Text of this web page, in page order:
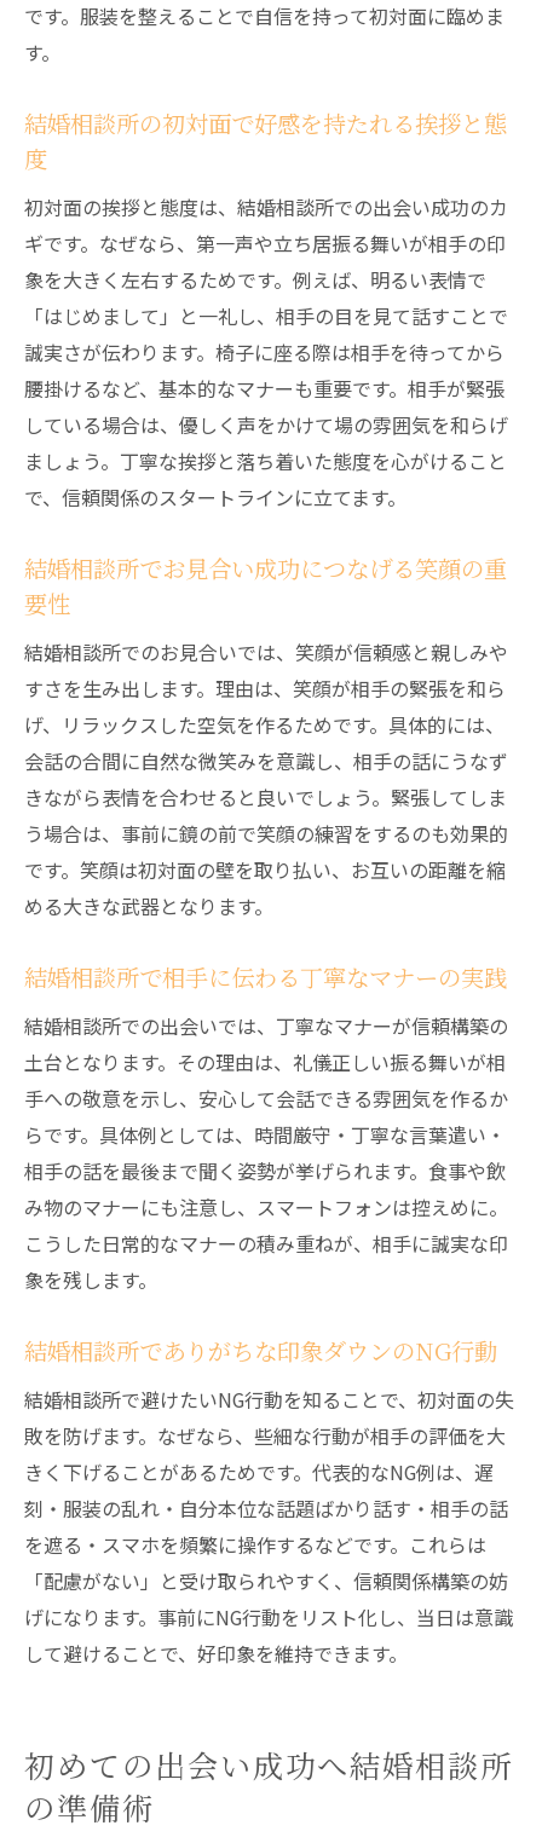
です。服装を整えることで自信を持って初対面に臨めま
す。
結婚相談所の初対面で好感を持たれる挨拶と態
度
初対面の挨拶と態度は、結婚相談所での出会い成功のカ
ギです。なぜなら、第一声や立ち居振る舞いが相手の印
象を大きく左右するためです。例えば、明るい表情で
「はじめまして」と一礼し、相手の目を見て話すことで
誠実さが伝わります。椅子に座る際は相手を待ってから
腰掛けるなど、基本的なマナーも重要です。相手が緊張
している場合は、優しく声をかけて場の雰囲気を和らげ
ましょう。丁寧な挨拶と落ち着いた態度を心がけること
で、信頼関係のスタートラインに立てます。
結婚相談所でお見合い成功につなげる笑顔の重
要性
結婚相談所でのお見合いでは、笑顔が信頼感と親しみや
すさを生み出します。理由は、笑顔が相手の緊張を和ら
げ、リラックスした空気を作るためです。具体的には、
会話の合間に自然な微笑みを意識し、相手の話にうなず
きながら表情を合わせると良いでしょう。緊張してしま
う場合は、事前に鏡の前で笑顔の練習をするのも効果的
です。笑顔は初対面の壁を取り払い、お互いの距離を縮
める大きな武器となります。
結婚相談所で相手に伝わる丁寧なマナーの実践
結婚相談所での出会いでは、丁寧なマナーが信頼構築の
土台となります。その理由は、礼儀正しい振る舞いが相
手への敬意を示し、安心して会話できる雰囲気を作るか
らです。具体例としては、時間厳守・丁寧な言葉遣い・
相手の話を最後まで聞く姿勢が挙げられます。食事や飲
み物のマナーにも注意し、スマートフォンは控えめに。
こうした日常的なマナーの積み重ねが、相手に誠実な印
象を残します。
結婚相談所でありがちな印象ダウンのNG行動
結婚相談所で避けたいNG行動を知ることで、初対面の失
敗を防げます。なぜなら、些細な行動が相手の評価を大
きく下げることがあるためです。代表的なNG例は、遅
刻・服装の乱れ・自分本位な話題ばかり話す・相手の話
を遮る・スマホを頻繁に操作するなどです。これらは
「配慮がない」と受け取られやすく、信頼関係構築の妨
げになります。事前にNG行動をリスト化し、当日は意識
して避けることで、好印象を維持できます。
初めての出会い成功へ結婚相談所
の準備術